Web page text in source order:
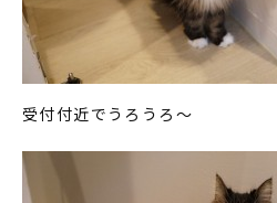
受付付近でうろうろ～